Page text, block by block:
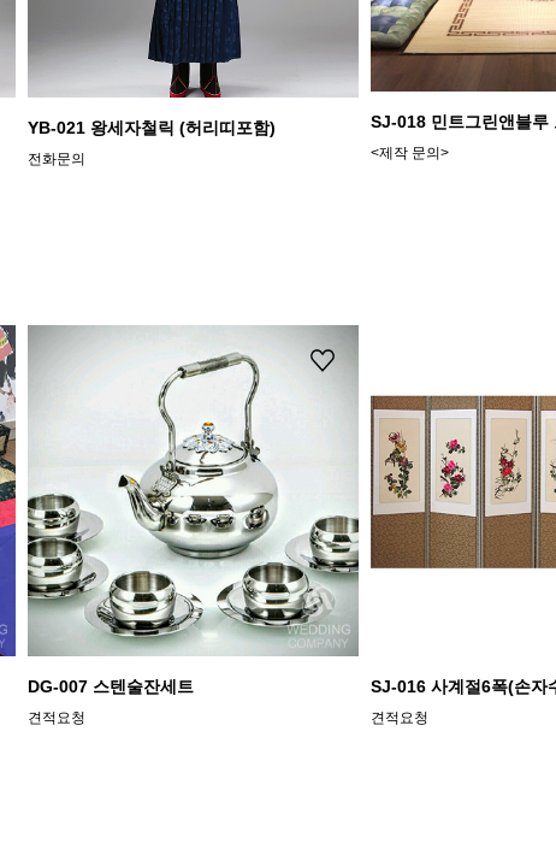
YB-021 왕세자철릭 (허리띠포함)
전화문의
SJ-018 민트그린앤블루
<제작 문의>
DG-007 스텐술잔세트
견적요청
SJ-016 사계절6폭(손자
견적요청